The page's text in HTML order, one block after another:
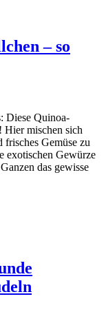
– so
Diese Quinoa-
Hier mischen sich
Gemüse zu
exotischen Gewürze
das gewisse